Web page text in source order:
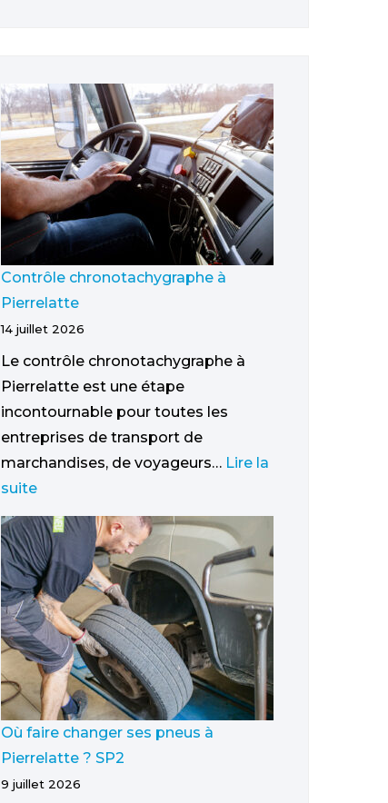
Contrôle chronotachygraphe à
Pierrelatte
14 juillet 2026
Le contrôle chronotachygraphe à
Pierrelatte est une étape
incontournable pour toutes les
entreprises de transport de
marchandises, de voyageurs… Lire la
suite
Où faire changer ses pneus à
Pierrelatte ? SP2
9 juillet 2026